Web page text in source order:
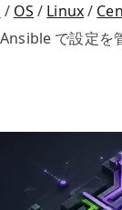
OS Linux
で設定を